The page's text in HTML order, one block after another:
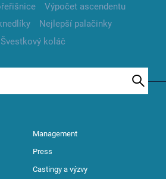
Výpočet ascendentu
Nejlepší palačinky
Švestkový koláč
Management
Press
Castingy a výzvy